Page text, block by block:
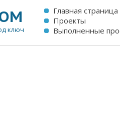
ключ
Главная страница
Проекты
Выполненные